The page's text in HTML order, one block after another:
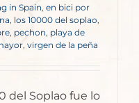
in Spain, en bici por
los 10000 del soplao
pechon, playa de
, virgen de la peña
del Soplao fue lo